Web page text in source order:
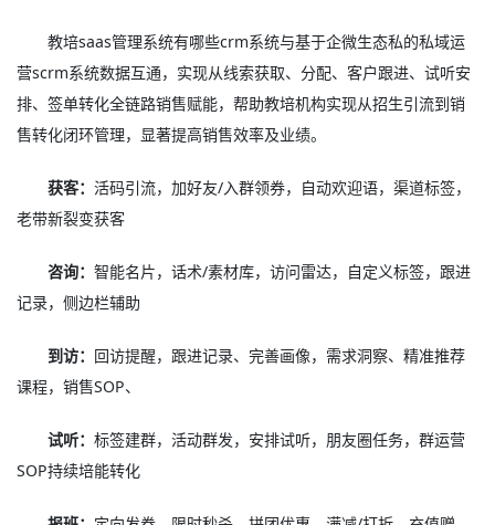
教培saas管理系统有哪些crm系统与基于企微生态私的私域运
营scrm系统数据互通，实现从线索获取、分配、客户跟进、试听安
排、签单转化全链路销售赋能，帮助教培机构实现从招生引流到销
售转化闭环管理，显著提高销售效率及业绩。
获客：活码引流，加好友/入群领券，自动欢迎语，渠道标签，
老带新裂变获客
咨询：智能名片，话术/素材库，访问雷达，自定义标签，跟进
记录，侧边栏辅助
到访： 回访提醒，跟进记录、完善画像，需求洞察、精准推荐
课程，销售SOP、
试听：标签建群，活动群发，安排试听，朋友圈任务，群运营
SOP持续培能转化